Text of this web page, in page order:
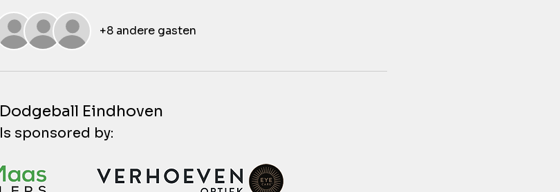
+8 andere gasten
Dodgeball Eindhoven
Is sponsored by: